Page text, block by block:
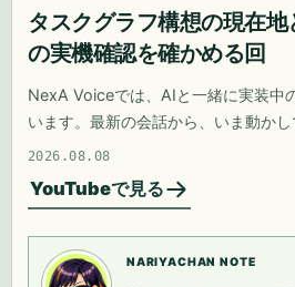
タスクグラフ構想の現在
の実機確認を確かめる回
NexA Voiceでは、AIと一緒に実装中
います。最新の会話から、いま動か
い。
2026.08.08
YouTubeで見る
NARIYACHAN NOTE